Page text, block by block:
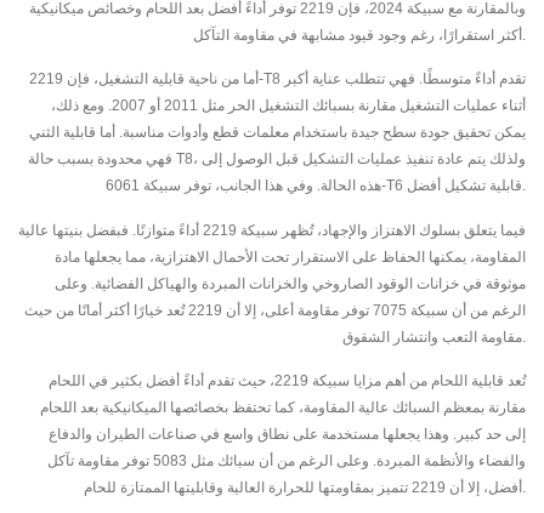
وبالمقارنة مع سبيكة 2024، فإن 2219 توفر أداءً أفضل بعد اللحام وخصائص ميكانيكية
أما من ناحية قابلية التشغيل، فإن 2219-T8 تقدم أداءً متوسطًا. فهي تتطلب عناية أكبر
أثناء عمليات التشغيل مقارنة بسبائك التشغيل الحر مثل 2011 أو 2007. ومع ذلك،
يمكن تحقيق جودة سطح جيدة باستخدام معلمات قطع وأدوات مناسبة. أما قابلية الثني
فهي محدودة بسبب حالة T8، ولذلك يتم عادة تنفيذ عمليات التشكيل قبل الوصول إلى
هذه الحالة. وفي هذا الجانب، توفر سبيكة 6061-T6 قابلية تشكيل أفضل.
فيما يتعلق بسلوك الاهتزاز والإجهاد، تُظهر سبيكة 2219 أداءً متوازنًا. فبفضل بنيتها عالية
المقاومة، يمكنها الحفاظ على الاستقرار تحت الأحمال الاهتزازية، مما يجعلها مادة
موثوقة في خزانات الوقود الصاروخي والخزانات المبردة والهياكل الفضائية. وعلى
الرغم من أن سبيكة 7075 توفر مقاومة أعلى، إلا أن 2219 تُعد خيارًا أكثر أمانًا من حيث
تُعد قابلية اللحام من أهم مزايا سبيكة 2219، حيث تقدم أداءً أفضل بكثير في اللحام
مقارنة بمعظم السبائك عالية المقاومة، كما تحتفظ بخصائصها الميكانيكية بعد اللحام
إلى حد كبير. وهذا يجعلها مستخدمة على نطاق واسع في صناعات الطيران والدفاع
والفضاء والأنظمة المبردة. وعلى الرغم من أن سبائك مثل 5083 توفر مقاومة تآكل
أفضل، إلا أن 2219 تتميز بمقاومتها للحرارة العالية وقابليتها الممتازة للحام.